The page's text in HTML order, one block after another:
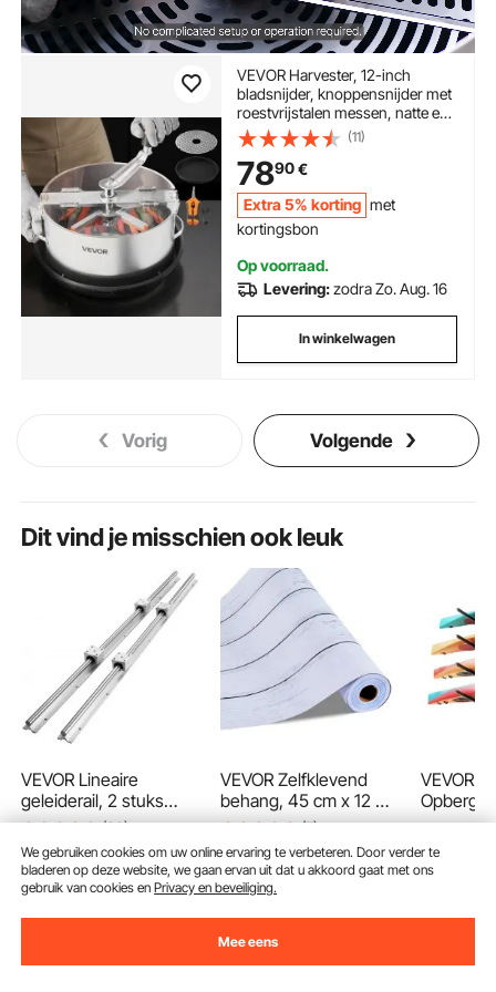
VEVOR Harvester, 12-inch
bladsnijder, knoppensnijder met
roestvrijstalen messen, natte en
droge hydrocultuur snijmachine
met schaal, bladkomtrimmer
voor plantknoppen en bloemen
(11)
7890€
Extra 5% korting met
kortingsbon
Op voorraad.
Levering:zodra Zo. Aug. 16
In winkelwagen
Vorig Volgende
Dit vind je misschien ook leuk
VEVOR Lineaire
geleiderail, 2 stuks
SBR20-800mm
koolstofstalen
aluminium geleiderail
met 4 stuks SBR20UU
printer, frezen/draaien
(22)
Eindigt Aug. 24
3890€
-5%
VEVOR Zelfklevend
behang, 45 cm x 12 m,
Muurbehang,
Zelfklevende folie met
witte houtstructuur,
Waterdicht,
voor slaapkamer,
keuken, kantoor,
(7)
1790€
VEVOR
Kajaks/
rds/
Kajak
We gebruiken cookies om uw online ervaring te verbeteren. Door verder te
bladeren op deze website, we gaan ervan uit dat u akkoord gaat met ons
gebruik van cookies enPrivacy en beveiliging.
Mee eens